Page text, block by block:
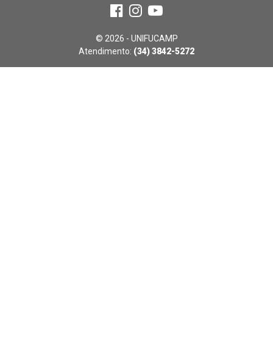
© 2026 - UNIFUCAMP
Atendimento: (34) 3842-5272